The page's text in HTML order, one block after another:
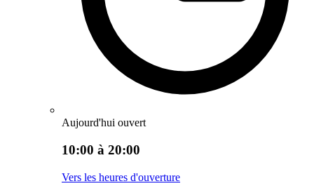
Aujourd'hui ouvert
10:00 à 20:00
Vers les heures d'ouverture